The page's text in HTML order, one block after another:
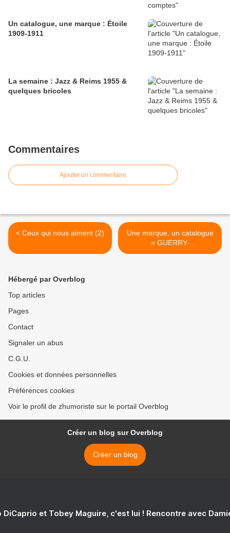
Un catalogue, une marque : Étoile
1909-1911
La semaine : Jazz & Reims 1955 &
quelques bricoles
Commentaires
Ajouter un commentaire
< Ceux qui nous aiment (2)
Une marque, un catalogue
= GUERRY-
BOURGUIGNON 1904 >
Hébergé par Overblog
Top articles
Pages
Contact
Signaler un abus
C.G.U.
Cookies et données personnelles
Préférences cookies
Voir le profil de zhumoriste sur le portail Overblog
Créer un blog sur Overblog
Créer un blog
DiCaprio et Tobey Maguire, c'est lui ! Rencontre avec